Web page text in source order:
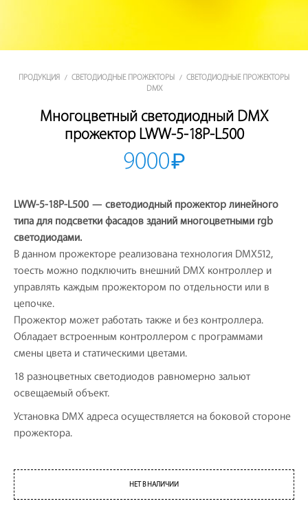
ПРОДУКЦИЯ / СВЕТОДИОДНЫЕ ПРОЖЕКТОРЫ /
СВЕТОДИОДНЫЕ ПРОЖЕКТОРЫ
DMX
Многоцветный светодиодный DMX
прожектор LWW-5-18P-L500
9000₽
LWW-5-18P-L500 — светодиодный прожектор линейного
типа для подсветки фасадов зданий многоцветными rgb
светодиодами.
В данном прожекторе реализована технология DMX512,
тоесть можно подключить внешний DMX контроллер и
управлять каждым прожектором по отдельности или в
цепочке.
Прожектор может работать также и без контроллера.
Обладает встроенным контроллером с программами
смены цвета и статическими цветами.
18 разноцветных светодиодов равномерно зальют
освещаемый объект.
Установка DMX адреса осуществляется на боковой стороне
прожектора.
НЕТ В НАЛИЧИИ